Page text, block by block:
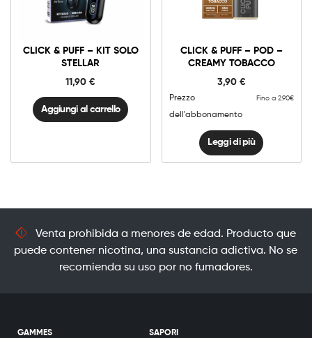
CLICK & PUFF – KIT SOLO
STELLAR
11,90€
Click
&
Kit
Solo
quantità
Aggiungi al carrello
CLICK & PUFF – POD –
CREAMY TOBACCO
3,90 €
Prezzo
dell'abbonamento
Fino a 2.90€
Leggi di più
Venta prohibida a menores de edad. Producto que
puede contener nicotina, una sustancia adictiva. No se
recomienda su uso por no fumadores.
GAMMES SAPORI